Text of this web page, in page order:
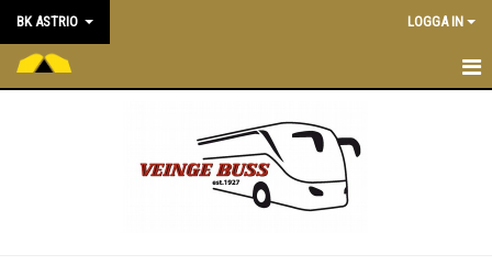
BK ASTRIO LOGGA IN